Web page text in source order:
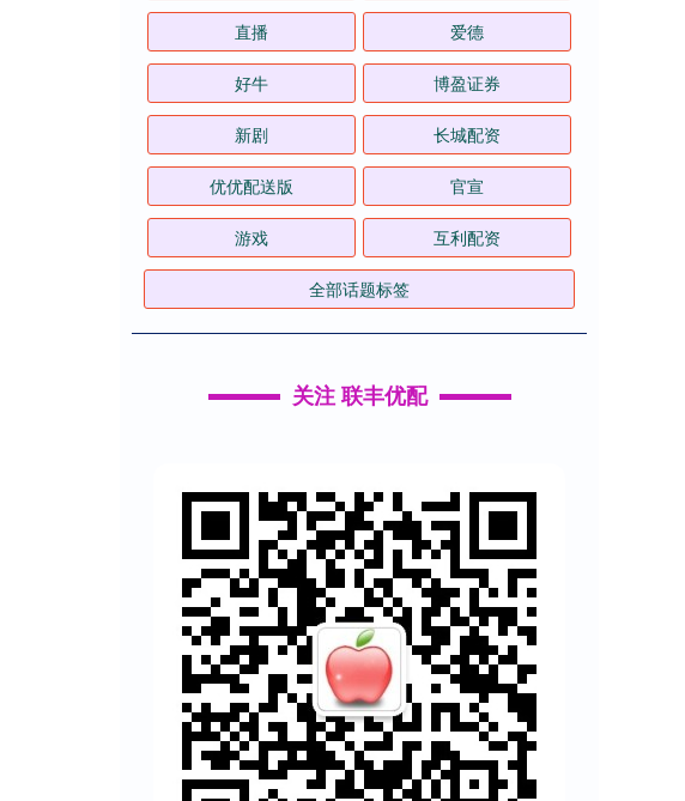
直播 爱德
好牛 博盈证券
新剧 长城配资
优优配送版 官宣
游戏 互利配资
全部话题标签
关注 联丰优配